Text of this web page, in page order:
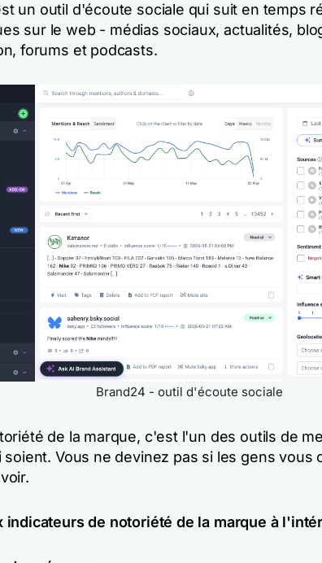
un outil d'écoute sociale qui suit en temps
sur le web - médias sociaux, actualités,
forums et podcasts.
Brand24 - outil d'écoute sociale
de la marque, c'est l'un des outils de
soient. Vous ne devinez pas si les gens vous
indicateurs de notoriété de la marque à